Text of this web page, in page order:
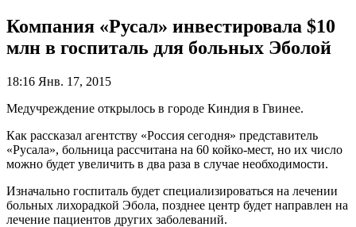
Компания «Русал» инвестировала $10
млн в госпиталь для больных Эболой
18:16 Янв. 17, 2015
Медучреждение открылось в городе Киндия в Гвинее.
Как рассказал агентству «Россия сегодня» представитель
«Русала», больница рассчитана на 60 койко-мест, но их число
можно будет увеличить в два раза в случае необходимости.
Изначально госпиталь будет специализироваться на лечении
больных лихорадкой Эбола, позднее центр будет направлен на
лечение пациентов других заболеваний.